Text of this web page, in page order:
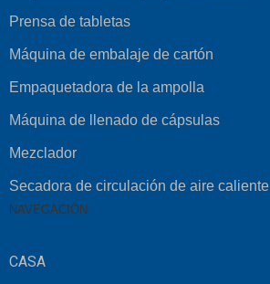
Prensa de tabletas
Máquina de embalaje de cartón
Empaquetadora de la ampolla
Máquina de llenado de cápsulas
Mezclador
Secadora de circulación de aire caliente
NAVEGACIÓN
CASA